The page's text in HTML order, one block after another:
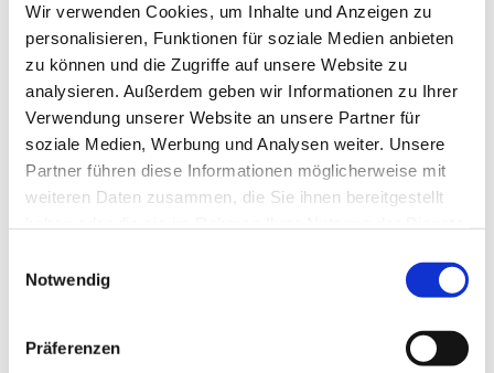
Wir verwenden Cookies, um Inhalte und Anzeigen zu
personalisieren, Funktionen für soziale Medien anbieten
zu können und die Zugriffe auf unsere Website zu
analysieren. Außerdem geben wir Informationen zu Ihrer
Verwendung unserer Website an unsere Partner für
soziale Medien, Werbung und Analysen weiter. Unsere
Partner führen diese Informationen möglicherweise mit
weiteren Daten zusammen, die Sie ihnen bereitgestellt
Notwendig
Präferenzen
Dies könnte Sie auch
interessieren